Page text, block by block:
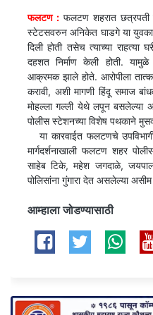
फलटण :फलटण शहरात छत्रपती
स्टेटसवरुन अनिकेत घाडगे या
दिली होती तसेच त्याच्या राहत्या
दहशत निर्माण केली होती.
आक्रमक झाले होते. आरोपीला
करावी, अशी मागणी हिंदू समाज
मोहल्ला गल्ली येथे लपून बसलेल्या
पोलीस स्टेशनच्या विशेष पथकाने
या कारवाईत फलटणचे
मार्गदर्शनाखाली फलटण शहर
साहेब टिके, महेश जगदाळे,
पोलिसांना गुंगारा देत असलेल्या
आम्हाला जोडण्यासाठी